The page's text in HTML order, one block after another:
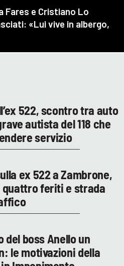
522, scontro tra auto
autista del 118 che
servizio
ex 522 a Zambrone,
quattro feriti e strada
del boss Anello un
le motivazioni della